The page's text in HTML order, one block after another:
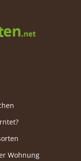
Wohnung